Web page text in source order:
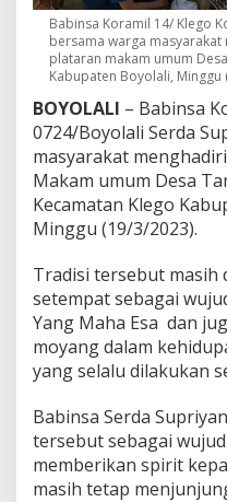
Babinsa Koramil 14/ Klego
bersama warga
plataran makam umum
Kabupaten Boyolali,
BOYOLALI – Babinsa
0724/Boyolali Serda
masyarakat
Makam umum Desa
Kecamatan Klego
Minggu (19/3/2023).
Tradisi tersebut masih
setempat sebagai
Yang Maha Esa dan
moyang dalam
yang selalu dilakukan
Babinsa Serda
tersebut sebagai
memberikan spirit
masih tetap